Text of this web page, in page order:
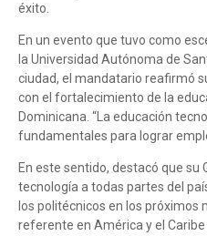
éxito.
En un evento que tuvo como
la Universidad Autónoma de
ciudad, el mandatario reafirmó
con el fortalecimiento de la
Dominicana. “La educación
fundamentales para lograr
En este sentido, destacó que su
tecnología a todas partes del
los politécnicos en los próximos
referente en América y el